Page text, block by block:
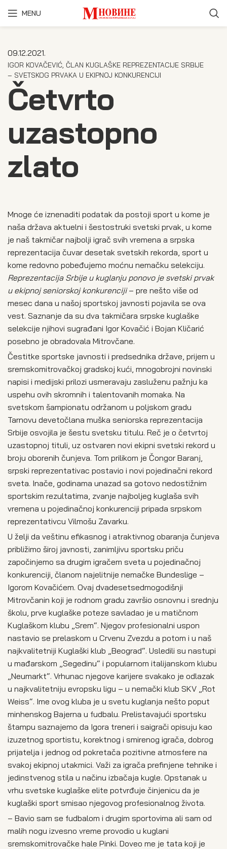
MENU
09.12.2021.
IGOR KOVAČEVIĆ, ČLAN KUGLAŠKE REPREZENTACIJE SRBIJE
– SVETSKOG PRVAKA U EKIPNOJ KONKURENCIJI
Četvrto
uzastopno
zlato
Mnoge će iznenaditi podatak da postoji sport u kome je
naša država aktuelni i šestostruki svetski prvak, u kome
je naš takmičar najbolji igrač svih vremena a srpska
reprezentacija čuvar desetak svetskih rekorda, sport u
kome redovno pobeđujemo moćnu nemačku selekciju.
Reprezentacija Srbije u kuglanju ponovo je svetski prvak
u ekipnoj seniorskoj konkurenciji– pre nešto više od
mesec dana u našoj sportskoj javnosti pojavila se ova
vest. Saznanje da su dva takmičara srpske kuglaške
selekcije njihovi sugrađani Igor Kovačić i Bojan Kličarić
posebno je obradovala Mitrovčane.
Čestitke sportske javnosti i predsednika države, prijem u
sremskomitrovačkoj gradskoj kući, mnogobrojni novinski
napisi i medijski prilozi usmeravaju zasluženu pažnju ka
uspehu ovih skromnih i talentovanih momaka. Na
svetskom šampionatu održanom u poljskom gradu
Tarnovu devetočlana muška seniorska reprezentacija
Srbije osvojila je šestu svetsku titulu. Reč je o četvrtoj
uzastopnoj tituli, uz ostvaren novi ekipni svetski rekord u
broju oborenih čunjeva. Tom prilikom je Čongor Baranj,
srpski reprezentativac postavio i novi pojedinačni rekord
sveta. Inače, godinama unazad sa gotovo nedostižnim
sportskim rezultatima, zvanje najboljeg kuglaša svih
vremena u pojedinačnoj konkurenciji pripada srpskom
reprezentativcu Vilmošu Zavarku.
U želji da veštinu efikasnog i atraktivnog obaranja čunjeva
približimo široj javnosti, zanimljivu sportsku priču
započinjemo sa drugim igračem sveta u pojedinačnoj
konkurenciji, članom najelitnije nemačke Bundeslige –
Igorom Kovačićem. Ovaj dvadesetsedmogodišnji
Mitrovčanin koji je rodnom gradu završio osnovnu i srednju
školu, prve kuglaške poteze savladao je u matičnom
Kuglaškom klubu „Srem“. Njegov profesionalni uspon
nastavio se prelaskom u Crvenu Zvezdu a potom i u naš
najkvalitetniji Kuglaški klub „Beograd“. Usledili su nastupi
u mađarskom „Segedinu“ i popularnom italijanskom klubu
„Neumarkt“. Vrhunac njegove karijere svakako je odlazak
u najkvalitetniju evropsku ligu – u nemački klub SKV „Rot
Weiss“. Ime ovog kluba je u svetu kuglanja nešto poput
minhenskog Bajerna u fudbalu. Prelistavajući sportsku
štampu saznajemo da Igora treneri i saigrači opisuju kao
izuzetnog sportistu, korektnog i smirenog igrača, dobrog
prijatelja i jednog od pokretača pozitivne atmosfere na
svakoj ekipnoj utakmici. Važi za igrača prefinjene tehnike i
jedinstvenog stila u načinu izbačaja kugle. Opstanak u
vrhu svetske kuglaške elite potvrđuje činjenicu da je
kuglaški sport smisao njegovog profesionalnog života.
– Bavio sam se fudbalom i drugim sportovima ali sam od
malih nogu izvesno vreme provodio u kuglani
sremskomitrovačke hale Pinki. Doveo me je tata koji je